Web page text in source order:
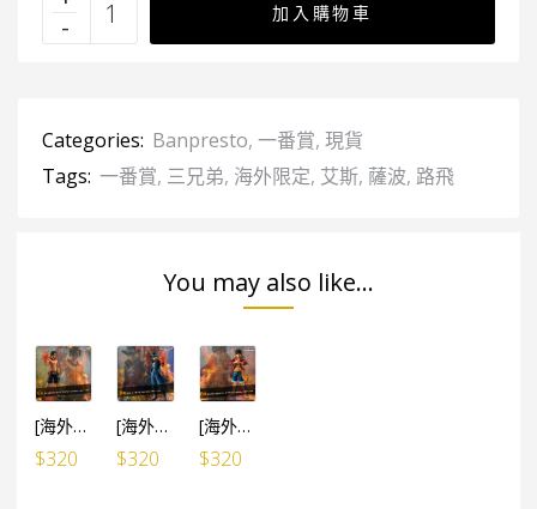
加入購物車
Categories: Banpresto, 一番賞, 現貨
Tags: 一番賞, 三兄弟, 海外限定, 艾斯, 薩波, 路飛
You may also like...
[海外限定] 一番賞 海賊王 兄弟の絆 艾斯
$320
[海外限定] 一番賞 海賊王 兄弟の絆 薩波
$320
[海外限定] 一番賞 海賊王 兄弟の絆 路飛
$320